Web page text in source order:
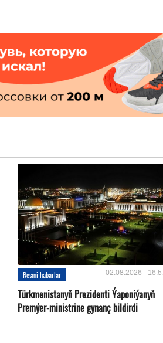
Resmi habarlar 02.08.2026 -
Türkmenistanyň Prezidenti Ýaponiýanyň
Premýer-ministrine gynanç bildirdi